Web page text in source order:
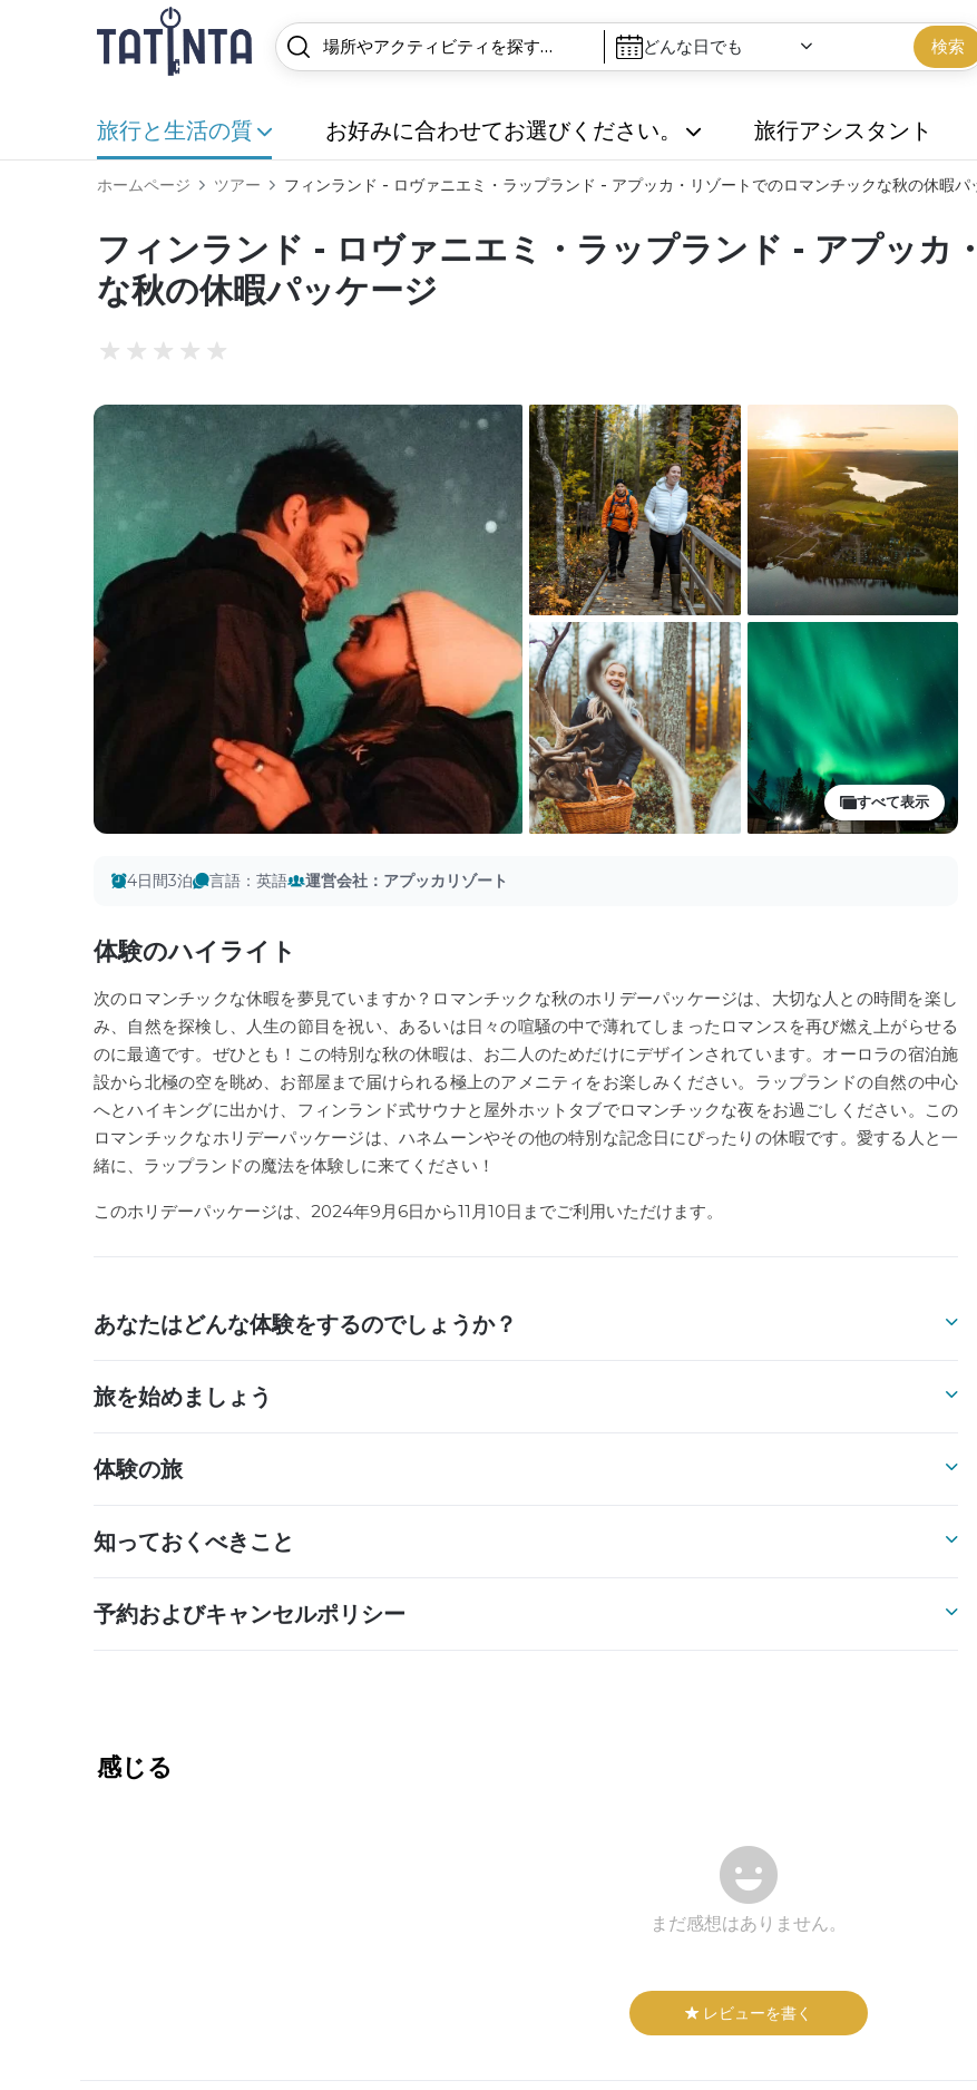
どんな日でも 検索
旅行と生活の質 お好みに合わせてお選びください。 旅行アシスタント
ホームページ ツアー フィンランド - ロヴァニエミ・ラップランド - アプッカ・リゾートでのロマンチックな秋の休暇パ
フィンランド - ロヴァニエミ・ラップランド - アプッカ
な秋の休暇パッケージ
すべて表示
4日間3泊 言語 ： 英語 運営会社 ： アプッカリゾート
体験のハイライト
次のロマンチックな休暇を夢見ていますか？ロマンチックな秋のホリデーパッケージは、大切な人との時間を楽し
み、自然を探検し、人生の節目を祝い、あるいは日々の喧騒の中で薄れてしまったロマンスを再び燃え上がらせる
のに最適です。ぜひとも！この特別な秋の休暇は、お二人のためだけにデザインされています。オーロラの宿泊施
設から北極の空を眺め、お部屋まで届けられる極上のアメニティをお楽しみください。ラップランドの自然の中心
へとハイキングに出かけ、フィンランド式サウナと屋外ホットタブでロマンチックな夜をお過ごしください。この
ロマンチックなホリデーパッケージは、ハネムーンやその他の特別な記念日にぴったりの休暇です。愛する人と一
緒に、ラップランドの魔法を体験しに来てください！
このホリデーパッケージは、2024年9月6日から11月10日までご利用いただけます。
あなたはどんな体験をするのでしょうか？
旅を始めましょう
体験の旅
知っておくべきこと
予約およびキャンセルポリシー
感じる
まだ感想はありません。
レビューを書く